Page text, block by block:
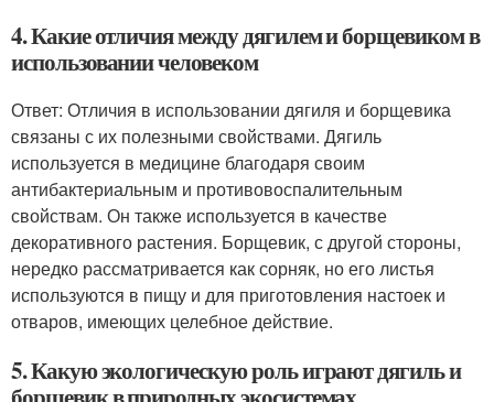
4. Какие отличия между дягилем и борщевиком в
использовании человеком
Ответ: Отличия в использовании дягиля и борщевика
связаны с их полезными свойствами. Дягиль
используется в медицине благодаря своим
антибактериальным и противовоспалительным
свойствам. Он также используется в качестве
декоративного растения. Борщевик, с другой стороны,
нередко рассматривается как сорняк, но его листья
используются в пищу и для приготовления настоек и
отваров, имеющих целебное действие.
5. Какую экологическую роль играют дягиль и